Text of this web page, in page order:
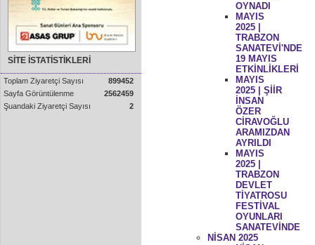
SİTE İSTATİSTİKLERİ
Toplam Ziyaretçi Sayısı
899452
Sayfa Görüntülenme
2562459
Şuandaki Ziyaretçi Sayısı
2
OYNADI
MAYIS
2025 |
TRABZON
SANATEVİ'NDE
19 MAYIS
ETKİNLİKLERİ
MAYIS
2025 | ŞİİR
İNSAN
ÖZER
CİRAVOĞLU
ARAMIZDAN
AYRILDI
MAYIS
2025 |
TRABZON
DEVLET
TİYATROSU
FESTİVAL
OYUNLARI
SANATEVİNDE
NİSAN 2025